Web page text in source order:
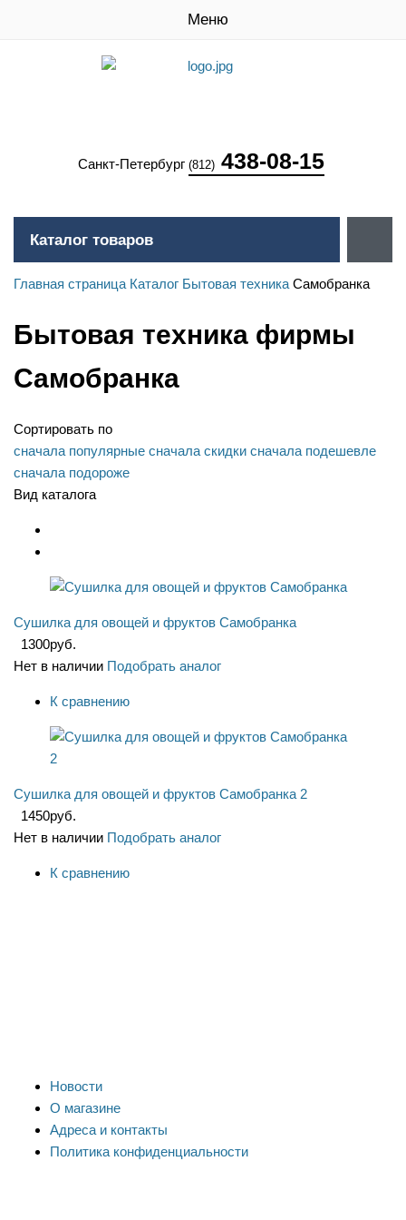
Меню
Санкт-Петербург (812) 438-08-15
Каталог товаров
Главная страница Каталог Бытовая техника Самобранка
Бытовая техника фирмы
Самобранка
Сортировать по
сначала популярные сначала скидки сначала подешевле
сначала подороже
Вид каталога
Сушилка для овощей и фруктов Самобранка
1300руб.
Нет в наличии Подобрать аналог
К сравнению
Сушилка для овощей и фруктов Самобранка 2
1450руб.
Нет в наличии Подобрать аналог
К сравнению
Новости
О магазине
Адреса и контакты
Политика конфиденциальности